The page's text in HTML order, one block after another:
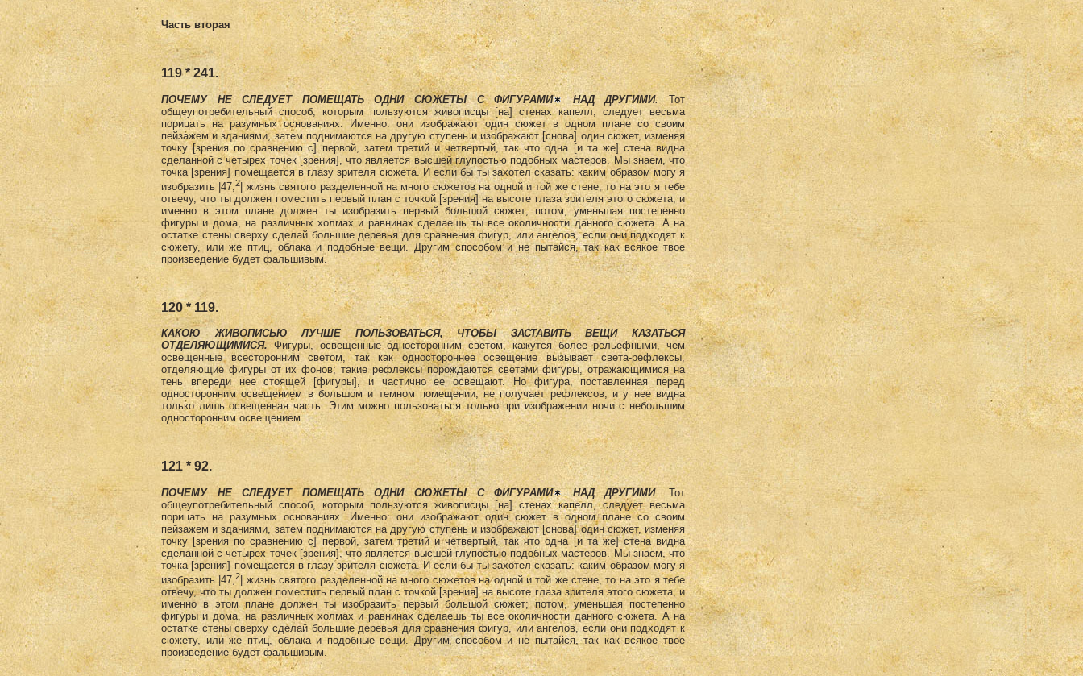
Часть вторая
119 * 241.
ПОЧЕМУ НЕ СЛЕДУЕТ ПОМЕЩАТЬ ОДНИ СЮЖЕТЫ С ФИГУРАМИ НАД ДРУГИМИ.Тот
общеупотребительный способ, которым пользуются живописцы [на] стенах капелл, следует весьма
порицать на разумных основаниях. Именно: они изображают один сюжет в одном плане со своим
пейзажем и зданиями, затем поднимаются на другую ступень и изображают [снова] один сюжет, изменяя
точку [зрения по сравнению с] первой, затем третий и четвертый, так что одна [и та же] стена видна
сделанной с четырех точек [зрения], что является высшей глупостью подобных мастеров. Мы знаем, что
точка [зрения] помещается в глазу зрителя сюжета. И если бы ты захотел сказать: каким образом могу я
изобразить |47,2 | жизнь святого разделенной на много сюжетов на одной и той же стене, то на это я тебе
отвечу, что ты должен поместить первый план с точкой [зрения] на высоте глаза зрителя этого сюжета, и
именно в этом плане должен ты изобразить первый большой сюжет; потом, уменьшая постепенно
фигуры и дома, на различных холмах и равнинах сделаешь ты все околичности данного сюжета. А на
остатке стены сверху сделай большие деревья для сравнения фигур, или ангелов, если они подходят к
сюжету, или же птиц, облака и подобные вещи. Другим способом и не пытайся, так как всякое твое
произведение будет фальшивым.
120 * 119.
КАКОЮ ЖИВОПИСЬЮ ЛУЧШЕ ПОЛЬЗОВАТЬСЯ, ЧТОБЫ ЗАСТАВИТЬ ВЕЩИ КАЗАТЬСЯ
ОТДЕЛЯЮЩИМИСЯ.Фигуры, освещенные односторонним светом, кажутся более рельефными, чем
освещенные всесторонним светом, так как одностороннее освещение вызывает света-рефлексы,
отделяющие фигуры от их фонов; такие рефлексы порождаются светами фигуры, отражающимися на
тень впереди нее стоящей [фигуры], и частично ее освещают. Но фигура, поставленная перед
односторонним освещением в большом и темном помещении, не получает рефлексов, и у нее видна
только лишь освещенная часть. Этим можно пользоваться только при изображении ночи с небольшим
односторонним освещением
121 * 92.
ПОЧЕМУ НЕ СЛЕДУЕТ ПОМЕЩАТЬ ОДНИ СЮЖЕТЫ С ФИГУРАМИ НАД ДРУГИМИ.Тот
общеупотребительный способ, которым пользуются живописцы [на] стенах капелл, следует весьма
порицать на разумных основаниях. Именно: они изображают один сюжет в одном плане со своим
пейзажем и зданиями, затем поднимаются на другую ступень и изображают [снова] один сюжет, изменяя
точку [зрения по сравнению с] первой, затем третий и четвертый, так что одна [и та же] стена видна
сделанной с четырех точек [зрения], что является высшей глупостью подобных мастеров. Мы знаем, что
точка [зрения] помещается в глазу зрителя сюжета. И если бы ты захотел сказать: каким образом могу я
изобразить |47,2
| жизнь святого разделенной на много сюжетов на одной и той же стене, то на это я тебе
отвечу, что ты должен поместить первый план с точкой [зрения] на высоте глаза зрителя этого сюжета, и
именно в этом плане должен ты изобразить первый большой сюжет; потом, уменьшая постепенно
фигуры и дома, на различных холмах и равнинах сделаешь ты все околичности данного сюжета. А на
остатке стены сверху сделай большие деревья для сравнения фигур, или ангелов, если они подходят к
сюжету, или же птиц, облака и подобные вещи. Другим способом и не пытайся, так как всякое твое
произведение будет фальшивым.